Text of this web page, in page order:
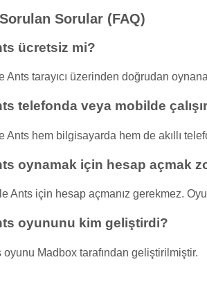
Sorular (FAQ)
ücretsiz mi?
Ants tarayıcı üzerinden doğrudan
telefonda veya mobilde çalışır
Ants hem bilgisayarda hem de akıllı
oynamak için hesap açmak
Ants için hesap açmanız gerekmez.
oyununu kim geliştirdi?
oyunu Madbox tarafından geliştirilmiştir.